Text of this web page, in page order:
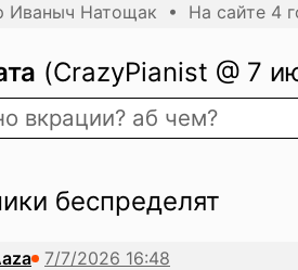
Иваныч Натощак • На сайте 4
(CrazyPianist @ 7
вкрации? аб чем?
беспределят